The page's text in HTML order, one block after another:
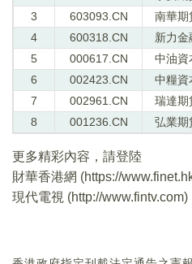
3
603093.CN 南華期
4
600318.CN 新力金
5
000617.CN 中油資
6
002423.CN 中糧資
7
002961.CN 瑞達期
8
001236.CN 弘業期
更多精彩內容，請登陸
財華香港網 (https://
現代電視 (http://www.fintv.com)